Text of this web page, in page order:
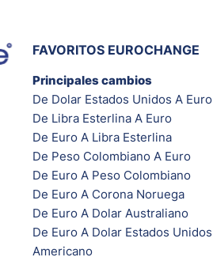
FAVORITOS EUROCHANGE
Principales cambios
De Dolar Estados Unidos A Euro
De Libra Esterlina A Euro
De Euro A Libra Esterlina
De Peso Colombiano A Euro
De Euro A Peso Colombiano
De Euro A Corona Noruega
De Euro A Dolar Australiano
De Euro A Dolar Estados Unidos
Americano